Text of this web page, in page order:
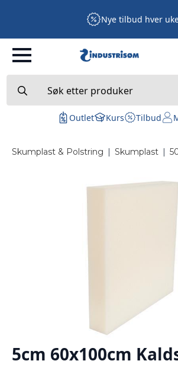
Nye tilbud hver
for:
Outlet Kurs Tilbud
Skumplast & Polstring | Skumplast |
5cm 60x100cm